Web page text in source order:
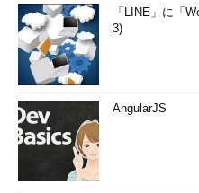
「LINE」に「
3)
AngularJS